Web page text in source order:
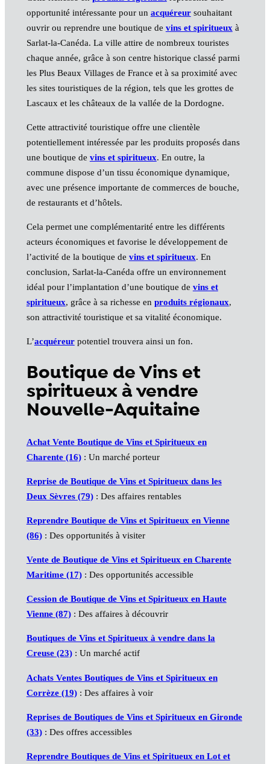
opportunité intéressante pour un acquéreursouhaitant
ouvrir ou reprendre une boutique de vins et spiritueux à
Sarlat-la-Canéda. La ville attire de nombreux touristes
chaque année, grâce à son centre historique classé parmi
les Plus Beaux Villages de France et à sa proximité avec
les sites touristiques de la région, tels que les grottes de
Lascaux et les châteaux de la vallée de la Dordogne.
Cette attractivité touristique offre une clientèle
potentiellement intéressée par les produits proposés dans
une boutique de vins et spiritueux. En outre, la
commune dispose d’un tissu économique dynamique,
avec une présence importante de commerces de bouche,
de restaurants et d’hôtels.
Cela permet une complémentarité entre les différents
acteurs économiques et favorise le développement de
l’activité de la boutique de vins et spiritueux. En
conclusion, Sarlat-la-Canéda offre un environnement
idéal pour l’implantation d’une boutique de vins et
spiritueux, grâce à sa richesse en produits régionaux,
son attractivité touristique et sa vitalité économique.
L’acquéreurpotentiel trouvera ainsi un fon.
Boutique de Vins et
spiritueux à vendre
Nouvelle-Aquitaine
Achat Vente Boutique de Vins et Spiritueux en
Charente (16): Un marché porteur
Reprise de Boutique de Vins et Spiritueux dans les
Deux Sèvres (79): Des affaires rentables
Reprendre Boutique de Vins et Spiritueux en Vienne
(86): Des opportunités à visiter
Vente de Boutique de Vins et Spiritueux en Charente
Maritime (17): Des opportunités accessible
Cession de Boutique de Vins et Spiritueux en Haute
Vienne (87): Des affaires à découvrir
Boutiques de Vins et Spiritueux à vendre dans la
Creuse (23): Un marché actif
Achats Ventes Boutiques de Vins et Spiritueux en
Corrèze (19): Des affaires à voir
Reprises de Boutiques de Vins et Spiritueux en Gironde
(33): Des offres accessibles
Reprendre Boutiques de Vins et Spiritueux en Lot et